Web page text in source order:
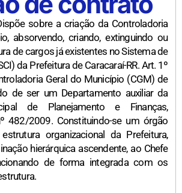
sobre a criação da Controladoria
absorvendo, criando, extinguindo ou
de cargos já existentes no Sistema de
da Prefeitura de Caracaraí-RR. Art. 1º
Geral do Município (CGM) de
de ser um Departamento auxiliar da
de Planejamento e Finanças,
482/2009. Constituindo-se um órgão
organizacional da Prefeitura,
hierárquica ascendente, ao Chefe
de forma integrada com os